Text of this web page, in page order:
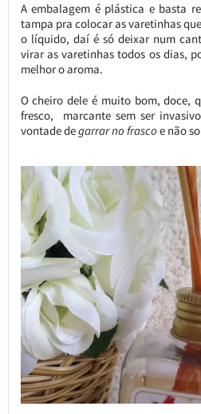
A embalagem é plástica e basta
tampa pra colocar as varetinhas
o líquido, daí é só deixar num
virar as varetinhas todos os dias,
melhor o aroma.
O cheiro dele é muito bom, doce,
fresco, marcante sem ser
vontade degarrar no frasco e não